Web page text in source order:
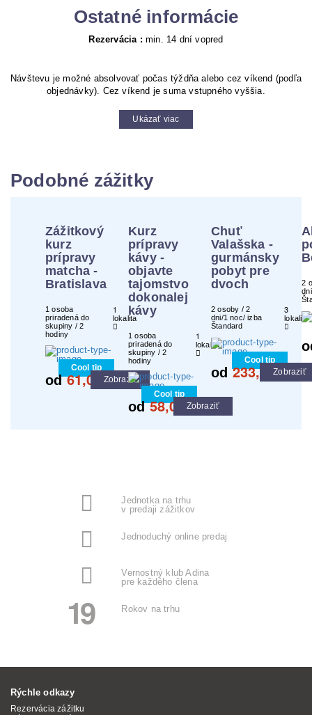
Ostatné informácie
Rezervácia : min. 14 dní vopred
Návštevu je možné absolvovať počas týždňa alebo cez víkend (podľa
objednávky). Cez víkend je suma vstupného vyššia.
Ukázať viac
Podobné zážitky
Zážitkový
kurz
prípravy
matcha -
Bratislava
1 osoba
priradená do
skupiny / 2
hodiny
1
lokalita
Cool tip
od 61,00 €
Zobraziť
Kurz
prípravy
kávy -
objavte
tajomstvo
dokonalej
kávy
1 osoba
priradená do
skupiny / 2
hodiny
1
lokalita
Cool tip
od 58,00 €
Zobraziť
Chuť
Valašska -
gurmánsky
pobyt pre
dvoch
2 osoby / 2
dni/1 noc/ izba
Štandard
3
lokality
Cool tip
od 233,00€
Zobraziť
2
Jednotka na trhu
v predaji zážitkov
Jednoduchý online predaj
Vernostný klub Adina
pre každého člena
19 Rokov na trhu
Rýchle odkazy
Rezervácia zážitku